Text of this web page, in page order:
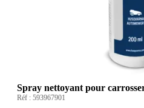
Spray nettoyant pour
Réf : 593967901